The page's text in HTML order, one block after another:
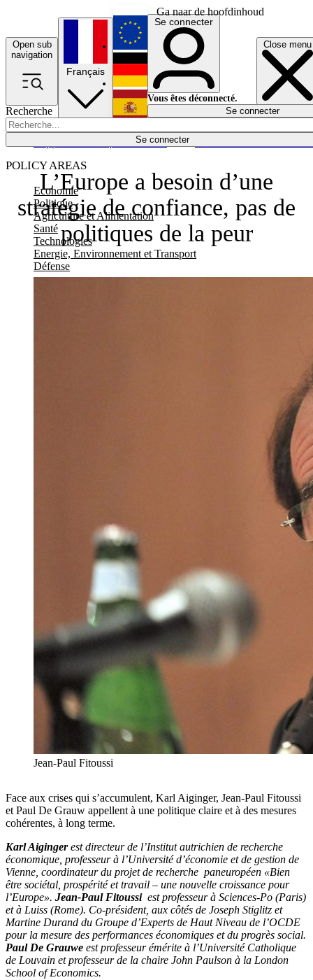
Ga naar de hoofdinhoud
Open sub
navigation
Close menu
Recherche
Se connecter
POLICY AREAS
Economie
Politique
Agriculture et Alimentation
Santé
Technologies
Energie, Environnement et Transport
Défense
Économie
Français
English
Deutsch
Español
Se connecter
Vous êtes déconnecté.
Se connecter
L’Europe a besoin d’une
stratégie de confiance, pas de
politiques de la peur
Jean-Paul Fitoussi
Face aux crises qui s’accumulent, Karl Aiginger, Jean-Paul Fitoussi
et Paul De Grauw appellent à une politique claire et à des mesures
cohérentes, à long terme.
Karl Aigingerest directeur de l’Institut autrichien de recherche
économique, professeur à l’Université d’économie et de gestion de
Vienne, coordinateur du projet de recherche paneuropéen «Bien
être sociétal, prospérité et travail – une nouvelle croissance pour
l’Europe». Jean-Paul Fitoussiest professeur à Sciences-Po (Paris)
et à Luiss (Rome). Co-président, aux côtés de Joseph Stiglitz et
Martine Durand du Groupe d’Experts de Haut Niveau de l’OCDE
pour la mesure des performances économiques et du progrès social.
Paul De Grauwe est professeur émérite à l’Université Catholique
de Louvain et professeur de la chaire John Paulson à la London
School of Economics.